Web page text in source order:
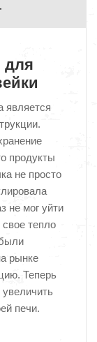
для
является
продукты
не просто
не мог уйти
тепло
рынке
Теперь
печи.